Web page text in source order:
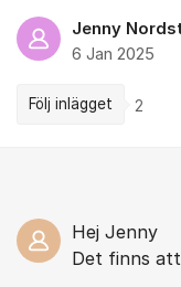
Jenny
6 Jan 2025
Följ inlägget 2
Hej Jenny
Det finns